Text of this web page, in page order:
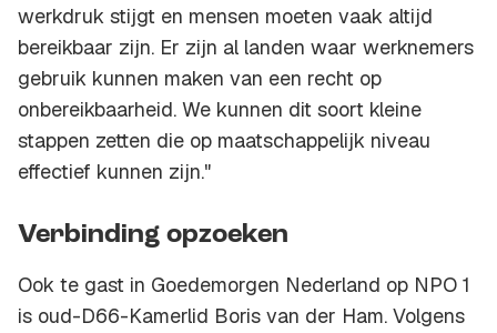
werkdruk stijgt en mensen moeten vaak altijd
bereikbaar zijn. Er zijn al landen waar werknemers
gebruik kunnen maken van een recht op
onbereikbaarheid. We kunnen dit soort kleine
stappen zetten die op maatschappelijk niveau
effectief kunnen zijn."
Verbinding opzoeken
Ook te gast in Goedemorgen Nederland op NPO 1
is oud-D66-Kamerlid Boris van der Ham. Volgens